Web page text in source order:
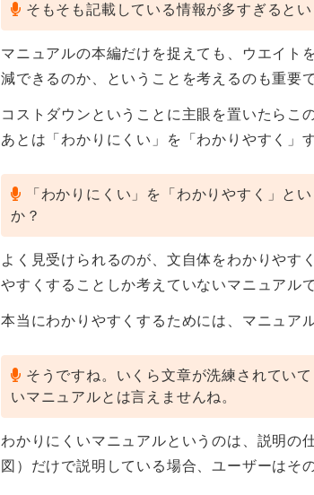
そもそも記載している情報が多すぎるとい
マニュアルの本編だけを捉えても、ウエイト
減できるのか、ということを考えるのも重要で
コストダウンということに主眼を置いたらこ
あとは「わかりにくい」を「わかりやすく」
「わかりにくい」を「わかりやすく」と
か？
よく見受けられるのが、文自体をわかりやす
やすくすることしか考えていないマニュアルで
本当にわかりやすくするためには、マニュア
そうですね。いくら文章が洗練されてい
いマニュアルとは言えませんね。
わかりにくいマニュアルというのは、説明の
図）だけで説明している場合、ユーザーはそ